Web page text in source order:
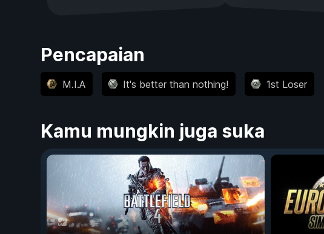
Pencapaian
M.I.A It's better than nothing! 1st Loser
Kamu mungkin juga suka